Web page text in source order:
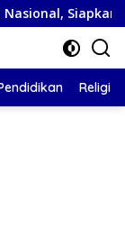
Arah
Religi